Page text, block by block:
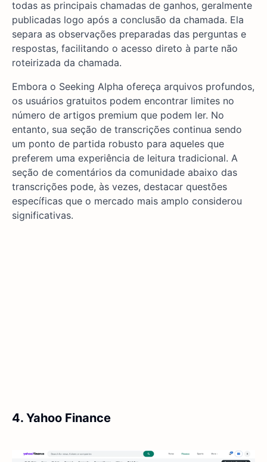
todas as principais chamadas de ganhos, geralmente
publicadas logo após a conclusão da chamada. Ela
separa as observações preparadas das perguntas e
respostas, facilitando o acesso direto à parte não
roteirizada da chamada.
Embora o Seeking Alpha ofereça arquivos profundos,
os usuários gratuitos podem encontrar limites no
número de artigos premium que podem ler. No
entanto, sua seção de transcrições continua sendo
um ponto de partida robusto para aqueles que
preferem uma experiência de leitura tradicional. A
seção de comentários da comunidade abaixo das
transcrições pode, às vezes, destacar questões
específicas que o mercado mais amplo considerou
significativas.
4. Yahoo Finance